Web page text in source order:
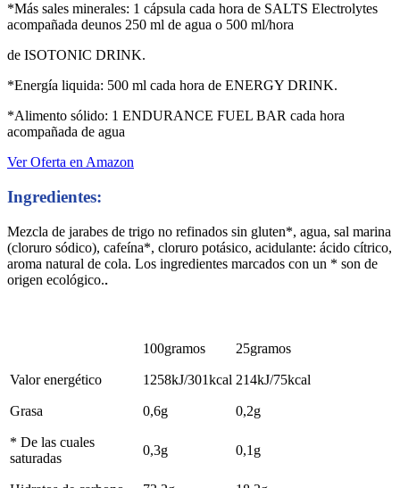
*Más sales minerales: 1 cápsula cada hora de SALTS Electrolytes
acompañada deunos 250 ml de agua o 500 ml/hora
de ISOTONIC DRINK.
*Energía liquida: 500 ml cada hora de ENERGY DRINK.
*Alimento sólido: 1 ENDURANCE FUEL BAR cada hora
acompañada de agua
Ver Oferta en Amazon
Ingredientes:
Mezcla de jarabes de trigo no refinados sin gluten*, agua, sal marina
(cloruro sódico), cafeína*, cloruro potásico, acidulante: ácido cítrico,
aroma natural de cola. Los ingredientes marcados con un * son de
origen ecológico..
100gramos 25gramos
Valor energético 1258kJ/301kcal 214kJ/75kcal
Grasa 0,6g 0,2g
* De las cuales
saturadas
0,3g 0,1g